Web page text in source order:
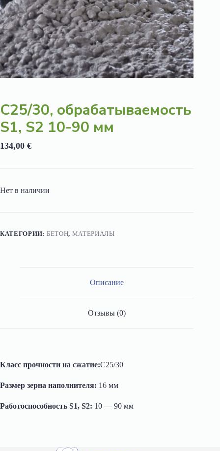
C25/30, обрабатываемость
S1, S2 10-90 мм
134,00 €
Нет в наличии
КАТЕГОРИИ:БЕТОН, МАТЕРИАЛЫ
Описание
Отзывы (0)
Класс прочности на сжатие:C25/30
Размер зерна наполнителя: 16 мм
Работоспособность S1, S2: 10 — 90 мм